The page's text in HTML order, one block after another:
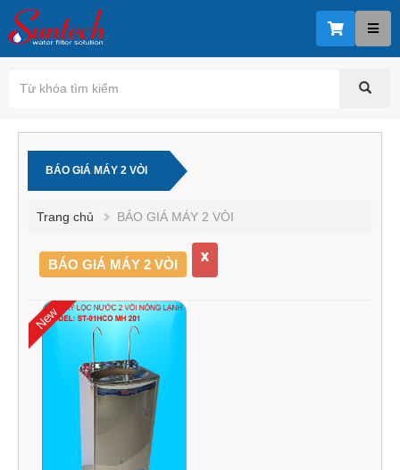
BÁO GIÁ MÁY 2 VÒI
Trang chủ BÁO GIÁ MÁY 2 VÒI
BÁO GIÁ MÁY 2 VÒI
x
New